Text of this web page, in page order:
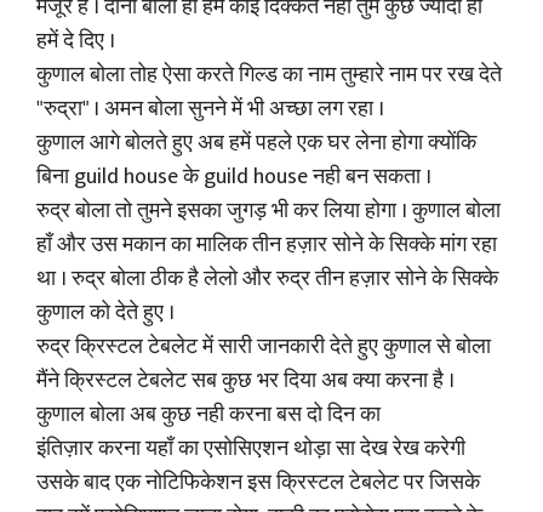
मंजूर है । दोनो बोला हाँ हमें कोई दिक्कत नही तुम कुछ ज्यादा ही
हमें दे दिए ।
कुणाल बोला तोह ऐसा करते गिल्ड का नाम तुम्हारे नाम पर रख देते
"रुद्रा" । अमन बोला सुनने में भी अच्छा लग रहा ।
कुणाल आगे बोलते हुए अब हमें पहले एक घर लेना होगा क्योंकि
बिना guild house के guild house नही बन सकता ।
रुद्र बोला तो तुमने इसका जुगड़ भी कर लिया होगा । कुणाल बोला
हाँ और उस मकान का मालिक तीन हज़ार सोने के सिक्के मांग रहा
था । रुद्र बोला ठीक है लेलो और रुद्र तीन हज़ार सोने के सिक्के
कुणाल को देते हुए ।
रुद्र क्रिस्टल टेबलेट में सारी जानकारी देते हुए कुणाल से बोला
मैंने क्रिस्टल टेबलेट सब कुछ भर दिया अब क्या करना है ।
कुणाल बोला अब कुछ नही करना बस दो दिन का
इंतिज़ार करना यहाँ का एसोसिएशन थोड़ा सा देख रेख करेगी
उसके बाद एक नोटिफिकेशन इस क्रिस्टल टेबलेट पर जिसके